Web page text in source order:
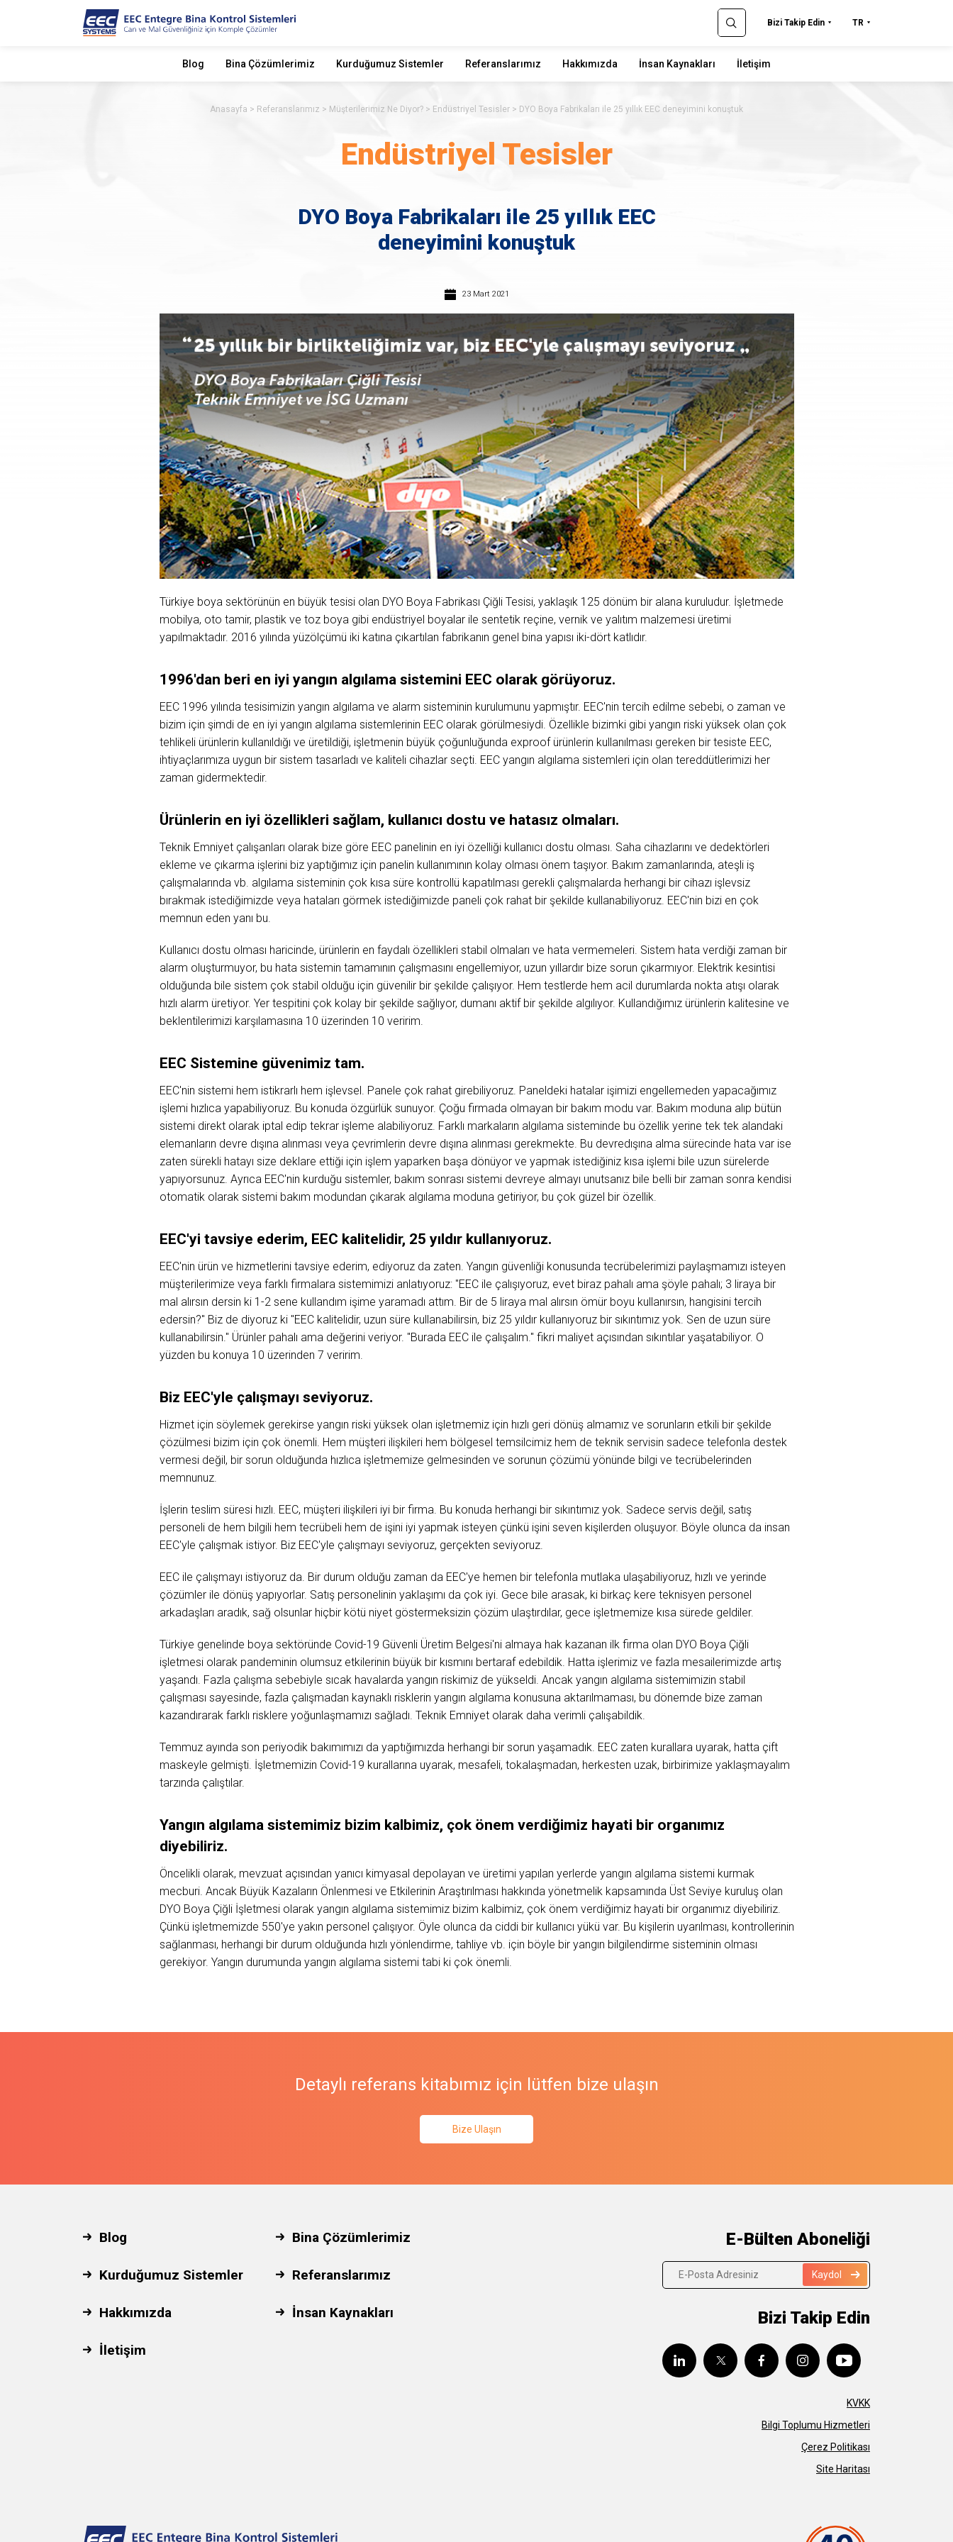
Bizi Takip Edin TR
Blog Bina Çözümlerimiz Kurduğumuz Sistemler Referanslarımız Hakkımızda İnsan Kaynakları İletişim
Anasayfa Referanslarımız Müşterilerimiz Ne Diyor? Endüstriyel Tesisler DYO Boya Fabrikaları ile 25 yıllık EEC deneyimini konuştuk
Endüstriyel Tesisler
DYO Boya Fabrikaları ile 25 yıllık EEC
deneyimini konuştuk
23 Mart 2021
Türkiye boya sektörünün en büyük tesisi olan DYO Boya Fabrikası Çiğli Tesisi, yaklaşık 125 dönüm bir alana kuruludur. İşletmede
mobilya, oto tamir, plastik ve toz boya gibi endüstriyel boyalar ile sentetik reçine, vernik ve yalıtım malzemesi üretimi
yapılmaktadır. 2016 yılında yüzölçümü iki katına çıkartılan fabrikanın genel bina yapısı iki-dört katlıdır.
1996'dan beri en iyi yangın algılama sistemini EEC olarak görüyoruz.
EEC 1996 yılında tesisimizin yangın algılama ve alarm sisteminin kurulumunu yapmıştır. EEC'nin tercih edilme sebebi, o zaman ve
bizim için şimdi de en iyi yangın algılama sistemlerinin EEC olarak görülmesiydi. Özellikle bizimki gibi yangın riski yüksek olan çok
tehlikeli ürünlerin kullanıldığı ve üretildiği, işletmenin büyük çoğunluğunda exproof ürünlerin kullanılması gereken bir tesiste EEC,
ihtiyaçlarımıza uygun bir sistem tasarladı ve kaliteli cihazlar seçti. EEC yangın algılama sistemleri için olan tereddütlerimizi her
zaman gidermektedir.
Ürünlerin en iyi özellikleri sağlam, kullanıcı dostu ve hatasız olmaları.
Teknik Emniyet çalışanları olarak bize göre EEC panelinin en iyi özelliği kullanıcı dostu olması. Saha cihazlarını ve dedektörleri
ekleme ve çıkarma işlerini biz yaptığımız için panelin kullanımının kolay olması önem taşıyor. Bakım zamanlarında, ateşli iş
çalışmalarında vb. algılama sisteminin çok kısa süre kontrollü kapatılması gerekli çalışmalarda herhangi bir cihazı işlevsiz
bırakmak istediğimizde veya hataları görmek istediğimizde paneli çok rahat bir şekilde kullanabiliyoruz. EEC'nin bizi en çok
memnun eden yanı bu.
Kullanıcı dostu olması haricinde, ürünlerin en faydalı özellikleri stabil olmaları ve hata vermemeleri. Sistem hata verdiği zaman bir
alarm oluşturmuyor, bu hata sistemin tamamının çalışmasını engellemiyor, uzun yıllardır bize sorun çıkarmıyor. Elektrik kesintisi
olduğunda bile sistem çok stabil olduğu için güvenilir bir şekilde çalışıyor. Hem testlerde hem acil durumlarda nokta atışı olarak
hızlı alarm üretiyor. Yer tespitini çok kolay bir şekilde sağlıyor, dumanı aktif bir şekilde algılıyor. Kullandığımız ürünlerin kalitesine ve
beklentilerimizi karşılamasına 10 üzerinden 10 veririm.
EEC Sistemine güvenimiz tam.
EEC'nin sistemi hem istikrarlı hem işlevsel. Panele çok rahat girebiliyoruz. Paneldeki hatalar işimizi engellemeden yapacağımız
işlemi hızlıca yapabiliyoruz. Bu konuda özgürlük sunuyor. Çoğu firmada olmayan bir bakım modu var. Bakım moduna alıp bütün
sistemi direkt olarak iptal edip tekrar işleme alabiliyoruz. Farklı markaların algılama sisteminde bu özellik yerine tek tek alandaki
elemanların devre dışına alınması veya çevrimlerin devre dışına alınması gerekmekte. Bu devredışına alma sürecinde hata var ise
zaten sürekli hatayı size deklare ettiği için işlem yaparken başa dönüyor ve yapmak istediğiniz kısa işlemi bile uzun sürelerde
yapıyorsunuz. Ayrıca EEC'nin kurduğu sistemler, bakım sonrası sistemi devreye almayı unutsanız bile belli bir zaman sonra kendisi
otomatik olarak sistemi bakım modundan çıkarak algılama moduna getiriyor, bu çok güzel bir özellik.
EEC'yi tavsiye ederim, EEC kalitelidir, 25 yıldır kullanıyoruz.
EEC'nin ürün ve hizmetlerini tavsiye ederim, ediyoruz da zaten. Yangın güvenliği konusunda tecrübelerimizi paylaşmamızı isteyen
müşterilerimize veya farklı firmalara sistemimizi anlatıyoruz: "EEC ile çalışıyoruz, evet biraz pahalı ama şöyle pahalı; 3 liraya bir
mal alırsın dersin ki 1-2 sene kullandım işime yaramadı attım. Bir de 5 liraya mal alırsın ömür boyu kullanırsın, hangisini tercih
edersin?" Biz de diyoruz ki "EEC kalitelidir, uzun süre kullanabilirsin, biz 25 yıldır kullanıyoruz bir sıkıntımız yok. Sen de uzun süre
kullanabilirsin." Ürünler pahalı ama değerini veriyor. "Burada EEC ile çalışalım." fikri maliyet açısından sıkıntılar yaşatabiliyor. O
yüzden bu konuya 10 üzerinden 7 veririm.
Biz EEC'yle çalışmayı seviyoruz.
Hizmet için söylemek gerekirse yangın riski yüksek olan işletmemiz için hızlı geri dönüş almamız ve sorunların etkili bir şekilde
çözülmesi bizim için çok önemli. Hem müşteri ilişkileri hem bölgesel temsilcimiz hem de teknik servisin sadece telefonla destek
vermesi değil, bir sorun olduğunda hızlıca işletmemize gelmesinden ve sorunun çözümü yönünde bilgi ve tecrübelerinden
memnunuz.
İşlerin teslim süresi hızlı. EEC, müşteri ilişkileri iyi bir firma. Bu konuda herhangi bir sıkıntımız yok. Sadece servis değil, satış
personeli de hem bilgili hem tecrübeli hem de işini iyi yapmak isteyen çünkü işini seven kişilerden oluşuyor. Böyle olunca da insan
EEC'yle çalışmak istiyor. Biz EEC'yle çalışmayı seviyoruz, gerçekten seviyoruz.
EEC ile çalışmayı istiyoruz da. Bir durum olduğu zaman da EEC'ye hemen bir telefonla mutlaka ulaşabiliyoruz, hızlı ve yerinde
çözümler ile dönüş yapıyorlar. Satış personelinin yaklaşımı da çok iyi. Gece bile arasak, ki birkaç kere teknisyen personel
arkadaşları aradık, sağ olsunlar hiçbir kötü niyet göstermeksizin çözüm ulaştırdılar, gece işletmemize kısa sürede geldiler.
Türkiye genelinde boya sektöründe Covid-19 Güvenli Üretim Belgesi'ni almaya hak kazanan ilk firma olan DYO Boya Çiğli
işletmesi olarak pandeminin olumsuz etkilerinin büyük bir kısmını bertaraf edebildik. Hatta işlerimiz ve fazla mesailerimizde artış
yaşandı. Fazla çalışma sebebiyle sıcak havalarda yangın riskimiz de yükseldi. Ancak yangın algılama sistemimizin stabil
çalışması sayesinde, fazla çalışmadan kaynaklı risklerin yangın algılama konusuna aktarılmaması, bu dönemde bize zaman
kazandırarak farklı risklere yoğunlaşmamızı sağladı. Teknik Emniyet olarak daha verimli çalışabildik.
Temmuz ayında son periyodik bakımımızı da yaptığımızda herhangi bir sorun yaşamadık. EEC zaten kurallara uyarak, hatta çift
maskeyle gelmişti. İşletmemizin Covid-19 kurallarına uyarak, mesafeli, tokalaşmadan, herkesten uzak, birbirimize yaklaşmayalım
tarzında çalıştılar.
Yangın algılama sistemimiz bizim kalbimiz, çok önem verdiğimiz hayati bir organımız
diyebiliriz.
Öncelikli olarak, mevzuat açısından yanıcı kimyasal depolayan ve üretimi yapılan yerlerde yangın algılama sistemi kurmak
mecburi. Ancak Büyük Kazaların Önlenmesi ve Etkilerinin Araştırılması hakkında yönetmelik kapsamında Üst Seviye kuruluş olan
DYO Boya Çiğli İşletmesi olarak yangın algılama sistemimiz bizim kalbimiz, çok önem verdiğimiz hayati bir organımız diyebiliriz.
Çünkü işletmemizde 550'ye yakın personel çalışıyor. Öyle olunca da ciddi bir kullanıcı yükü var. Bu kişilerin uyarılması, kontrollerinin
sağlanması, herhangi bir durum olduğunda hızlı yönlendirme, tahliye vb. için böyle bir yangın bilgilendirme sisteminin olması
gerekiyor. Yangın durumunda yangın algılama sistemi tabi ki çok önemli.
Detaylı referans kitabımız için lütfen bize ulaşın
Bize Ulaşın
Blog Bina Çözümlerimiz
Kurduğumuz Sistemler Referanslarımız
Hakkımızda İnsan Kaynakları
İletişim
E-Bülten Aboneliği
Kaydol
Bizi Takip Edin
KVKK
Bilgi Toplumu Hizmetleri
Çerez Politikası
Site Haritası